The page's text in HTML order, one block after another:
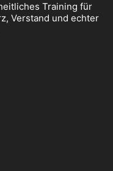
Training für
Verstand und echter